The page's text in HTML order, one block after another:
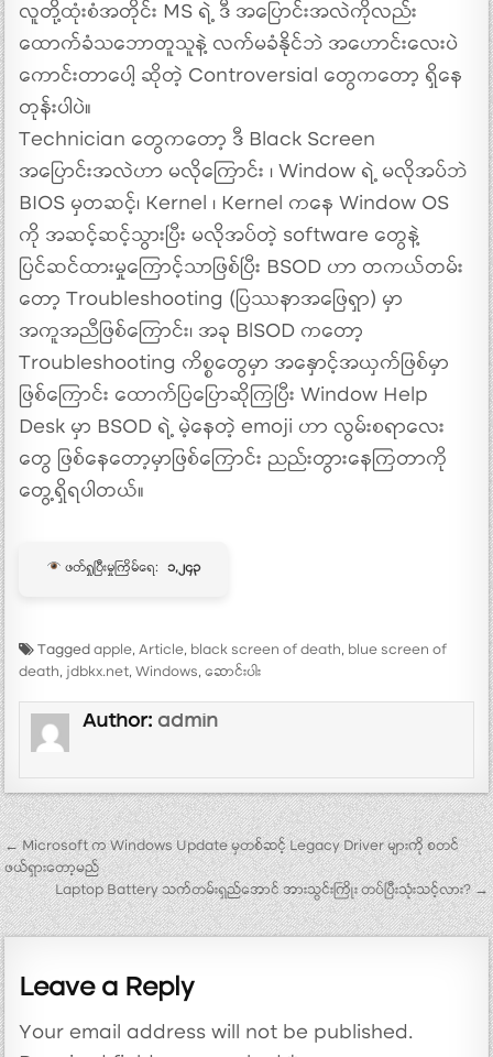
လူတို့ထုံးစံအတိုင်း MS ရဲ့ ဒီ အပြောင်းအလဲကိုလည်း
ထောက်ခံသဘောတူသူနဲ့ လက်မခံနိုင်ဘဲ အဟောင်းလေးပဲ
ကောင်းတာပေါ့ ဆိုတဲ့ Controversial ‌တွေကတော့ ရှိနေ
တုန်းပါပဲ။
Technician တွေကတော့ ဒီ Black Screen
အပြောင်းအလဲဟာ မလိုကြောင်း ၊ Window ရဲ့ မလိုအပ်ဘဲ
BIOS မှတဆင့်၊ Kernel ၊ Kernel ကနေ Window OS
ကို ‌အဆင့်ဆင့်သွားပြီး မလိုအပ်တဲ့ software တွေနဲ့
ပြင်ဆင်ထားမှုကြောင့်သာဖြစ်ပြီး BSOD ဟာ တကယ်‌တမ်း
တော့ Troubleshooting (ပြဿနာအဖြေရှာ) မှာ
အကူအညီဖြစ်ကြောင်း၊ အခု BlSOD ကတော့
Troubleshooting ကိစ္စတွေမှာ အနှောင့်အယှက်ဖြစ်မှာ
ဖြစ်ကြောင်း ထောက်ပြပြောဆိုကြပြီး Window Help
Desk မှာ BSOD ရဲ့ မဲ့နေတဲ့ emoji ဟာ လွမ်းစရာလေး
တွေ ဖြစ်နေတော့မှာဖြစ်ကြောင်း ညည်းတွားနေကြတာကို
တွေ့ရှိရပါတယ်။
ဖတ်ရှုပြီးမှုကြိမ်ရေ: ၁,၂၄၃
Taggedapple,Article, black screen of death, blue screen of
death,jdbkx.net,Windows,ဆောင်းပါး
Author:admin
Post navigation
← Microsoft က Windows Update မှတစ်ဆင့် Legacy Driver များကို စတင်
ဖယ်ရှားတော့မည်
Laptop Battery သက်တမ်းရှည်အောင် အားသွင်းကြိုး တပ်ပြီးသုံးသင့်လား? →
Leave a Reply
Your email address will not be published.